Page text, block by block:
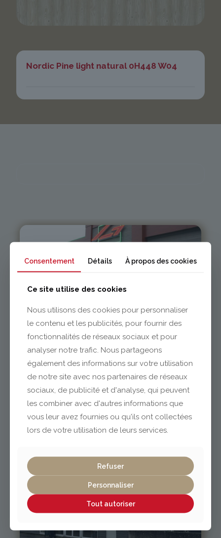
Nordic Pine light natural 0H448 W04
04 73 55 06 09
contact@gabriel-sa.fr
Clermont-Ferrand
04 73 42 18 38
Vichy / Cusset
cusset@gabriel-sa.fr
Consentement Détails À propos des cookies
Ce site utilise des cookies
Nous utilisons des cookies pour personnaliser
le contenu et les publicités, pour fournir des
fonctionnalités de réseaux sociaux et pour
analyser notre trafic. Nous partageons
également des informations sur votre utilisation
de notre site avec nos partenaires de réseaux
sociaux, de publicité et d'analyse, qui peuvent
les combiner avec d'autres informations que
vous leur avez fournies ou qu'ils ont collectées
lors de votre utilisation de leurs services.
Refuser
Personnaliser
Tout autoriser